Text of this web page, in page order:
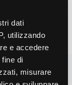
dati
utilizzando
e accedere
di
misurare